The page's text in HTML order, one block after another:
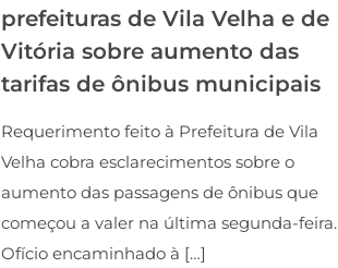
prefeituras de Vila Velha e de
Vitória sobre aumento das
tarifas de ônibus municipais
Requerimento feito à Prefeitura de Vila
Velha cobra esclarecimentos sobre o
aumento das passagens de ônibus que
começou a valer na última segunda-feira.
Ofício encaminhado à […]